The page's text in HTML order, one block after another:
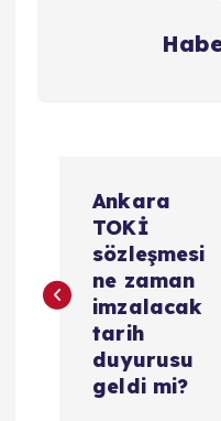
z
Ankara
TOKİ
sözleşmesi
ne zaman
imzalacak
tarih
duyurusu
geldi mi?